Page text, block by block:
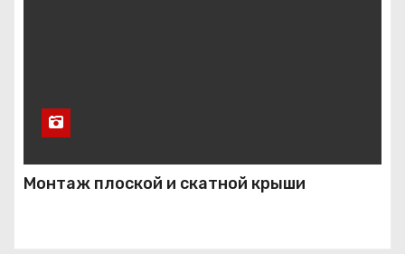
Монтаж плоской и скатной крыши